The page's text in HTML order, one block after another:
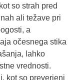
so strah pred
ali težave pri
a
očesnega stika
lahko
vrednosti.
kot so preverjeni